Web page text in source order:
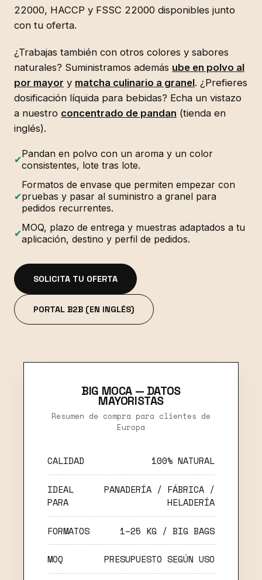
22000, HACCP y FSSC 22000 disponibles junto
con tu oferta.
¿Trabajas también con otros colores y sabores
naturales? Suministramos además ube en polvo al
por mayor y matcha culinario a granel. ¿Prefieres
dosificación líquida para bebidas? Echa un vistazo
a nuestro concentrado de pandan (tienda en
inglés).
✔Pandan en polvo con un aroma y un color
consistentes, lote tras lote.
✔
Formatos de envase que permiten empezar con
pruebas y pasar al suministro a granel para
pedidos recurrentes.
✔MOQ, plazo de entrega y muestras adaptados a tu
aplicación, destino y perfil de pedidos.
SOLICITA TU OFERTA
PORTAL B2B (EN INGLÉS)
BIG MOCA — DATOS
MAYORISTAS
Resumen de compra para clientes de
Europa
CALIDAD 100% NATURAL
IDEAL
PARA
PANADERÍA / FÁBRICA /
HELADERÍA
FORMATOS 1–25 KG / BIG BAGS
MOQ PRESUPUESTO SEGÚN USO